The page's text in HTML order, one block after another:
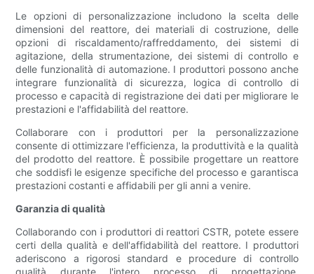
Le opzioni di personalizzazione includono la scelta delle
dimensioni del reattore, dei materiali di costruzione, delle
opzioni di riscaldamento/raffreddamento, dei sistemi di
agitazione, della strumentazione, dei sistemi di controllo e
delle funzionalità di automazione. I produttori possono anche
integrare funzionalità di sicurezza, logica di controllo di
processo e capacità di registrazione dei dati per migliorare le
prestazioni e l'affidabilità del reattore.
Collaborare con i produttori per la personalizzazione
consente di ottimizzare l'efficienza, la produttività e la qualità
del prodotto del reattore. È possibile progettare un reattore
che soddisfi le esigenze specifiche del processo e garantisca
prestazioni costanti e affidabili per gli anni a venire.
Garanzia di qualità
Collaborando con i produttori di reattori CSTR, potete essere
certi della qualità e dell'affidabilità del reattore. I produttori
aderiscono a rigorosi standard e procedure di controllo